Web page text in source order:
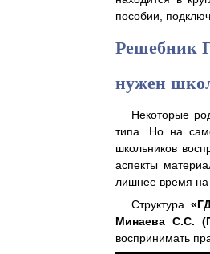
пособии,
Решебник
нужен
Некоторые
типа. Но на
школьников
аспекты
лишнее время на
Структура
Минаева С.С.
воспринимать